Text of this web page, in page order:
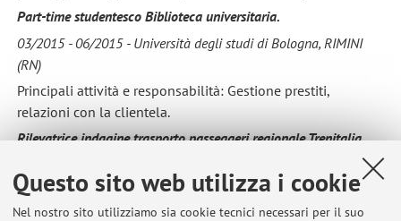
Questo sito web utilizza i cookie
Nel nostro sito utilizziamo sia cookie tecnici necessari per il suo
Part-time studentesco Biblioteca universitaria.
03/2015 - 06/2015 - Università degli studi di Bologna, RIMINI
(RN)
Principali attività e responsabilità: Gestione prestiti,
relazioni con la clientela.
Rilevatrice indagine trasporto passeggeri regionale Trenitalia.
Principali attività e responsabilità: Rilevatrice indagine di
customer satisfaction sul trasporto regionale Trenitalia.